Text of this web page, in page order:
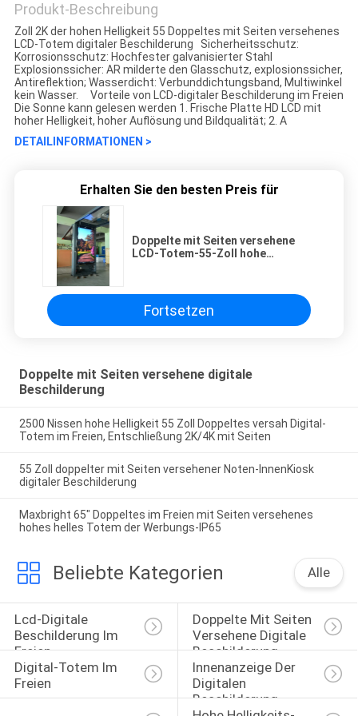
Produkt-Beschreibung
Zoll 2K der hohen Helligkeit 55 Doppeltes mit Seiten versehenes
LCD-Totem digitaler Beschilderung Sicherheitsschutz:
Korrosionsschutz: Hochfester galvanisierter Stahl
Explosionssicher: AR milderte den Glasschutz, explosionssicher,
Antireflektion; Wasserdicht: Verbunddichtungsband, Multiwinkel
kein Wasser. Vorteile von LCD-digitaler Beschilderung im Freien
Die Sonne kann gelesen werden 1. Frische Platte HD LCD mit
hoher Helligkeit, hoher Auflösung und Bildqualität; 2. A
DETAILINFORMATIONEN >
Erhalten Sie den besten Preis für
Doppelte mit Seiten versehene
LCD-Totem-55-Zoll hohe
Fortsetzen
Doppelte mit Seiten versehene digitale
Beschilderung
2500 Nissen hohe Helligkeit 55 Zoll Doppeltes versah Digital-
Totem im Freien, Entschließung 2K/4K mit Seiten
55 Zoll doppelter mit Seiten versehener Noten-InnenKiosk
digitaler Beschilderung
Maxbright 65" Doppeltes im Freien mit Seiten versehenes
hohes helles Totem der Werbungs-IP65
Beliebte Kategorien Alle
Lcd-Digitale
Beschilderung Im
Freien
Doppelte Mit Seiten
Versehene Digitale
Beschilderung
Digital-Totem Im
Freien
Innenanzeige Der
Digitalen
Beschilderung